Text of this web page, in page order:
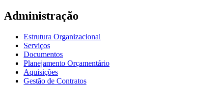
Administração
Estrutura Organizacional
Serviços
Documentos
Planejamento Orçamentário
Aquisições
Gestão de Contratos